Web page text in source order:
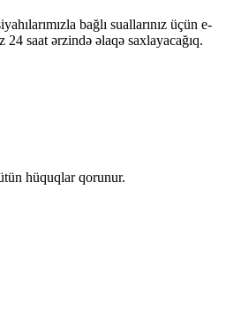
bağlı suallarınız üçün e-
saat ərzində əlaqə saxlayacağıq.
hüquqlar qorunur.